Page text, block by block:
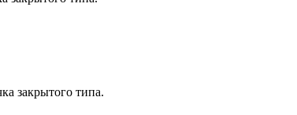
закрытого типа.